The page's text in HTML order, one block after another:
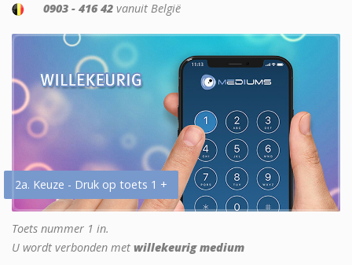
0903 - 416 42 vanuit België
2a. Keuze - Druk op toets 1 +
Toets nummer 1 in.
U wordt verbonden met willekeurig medium